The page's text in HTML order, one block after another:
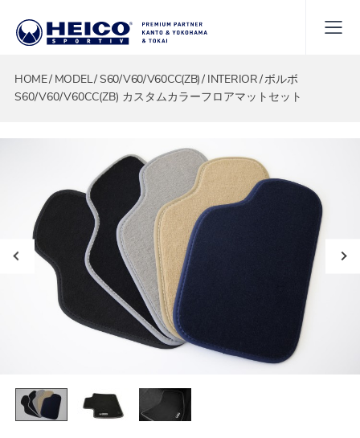
HOME MODEL S60/V60/V60CC(ZB) INTERIOR ボルボ
S60/V60/V60CC(ZB) カスタムカラーフロアマットセット